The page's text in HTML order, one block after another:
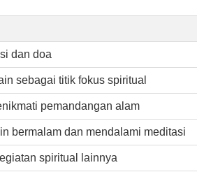
dan doa
sebagai titik fokus spiritual
pemandangan alam
bermalam dan mendalami meditasi
spiritual lainnya